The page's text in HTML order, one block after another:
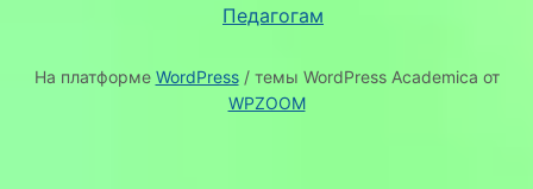
Педагогам
На платформе WordPress/ темы WordPress Academica от
WPZOOM